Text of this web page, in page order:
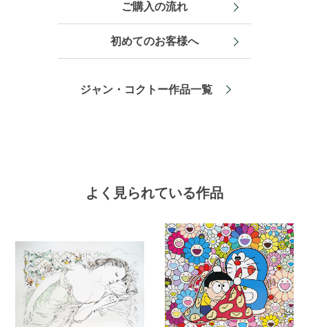
ご購入の流れ
初めてのお客様へ
ジャン・コクトー作品一覧
よく見られている作品